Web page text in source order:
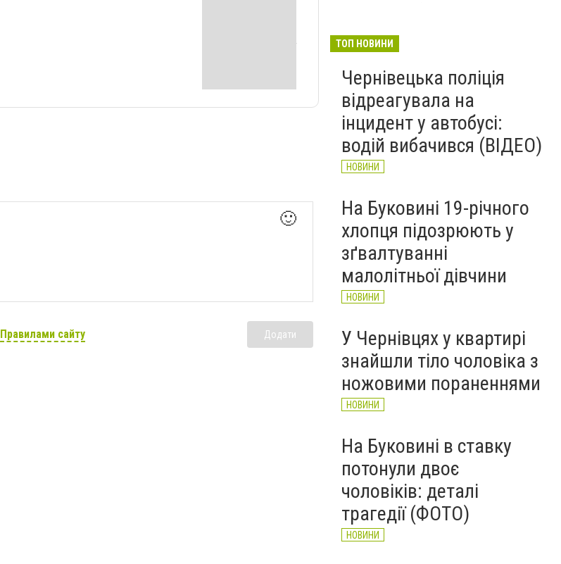
🙂
Правилами сайту Додати
повалене дерево і
порятунок собаки: як
минула доба для
рятувальників Буковини
НОВИНИ
Вчора
ТОП НОВИНИ
Чернівецька поліція
відреагувала на
інцидент у автобусі:
водій вибачився (ВІДЕО)
НОВИНИ
На Буковині 19-річного
хлопця підозрюють у
зґвалтуванні
малолітньої дівчини
НОВИНИ
У Чернівцях у квартирі
знайшли тіло чоловіка з
ножовими пораненнями
НОВИНИ
На Буковині в ставку
потонули двоє
чоловіків: деталі
трагедії (ФОТО)
НОВИНИ